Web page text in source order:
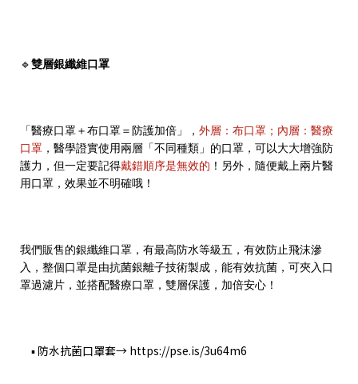
🔹 雙層銀纖維口罩
「醫療口罩＋布口罩＝防護加倍」， 外層：布口罩；內層：醫療
口罩 ，醫學證實使用兩層「不同種類」的口罩，可以大大增強防
護力，但一定要記得戴錯順序是無效的 ！另外，隨便戴上兩片醫
用口罩，效果並不明確哦！
我們販售的銀纖維口罩，有最高防水等級五，有效防止飛沫滲
入，整個口罩是由抗菌銀離子技術製成，能有效抗菌，可夾入口
罩過濾片，並搭配醫療口罩，雙層保護，加倍安心！
▪ 防水抗菌口罩套→ https://pse.is/3u64m6